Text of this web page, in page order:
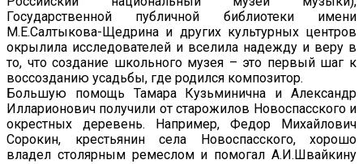
Государственной публичной библиотеки имени
М.Е.Салтыкова-Щедрина и других культурных центров
окрылила исследователей и вселила надежду и веру в
то, что создание школьного музея – это первый шаг к
воссозданию усадьбы, где родился композитор.
Большую помощь Тамара Кузьминична и Александр
Илларионович получили от старожилов Новоспасского и
окрестных деревень. Например, Федор Михайлович
Сорокин, крестьянин села Новоспасского, хорошо
владел столярным ремеслом и помогал А.И.Швайкину